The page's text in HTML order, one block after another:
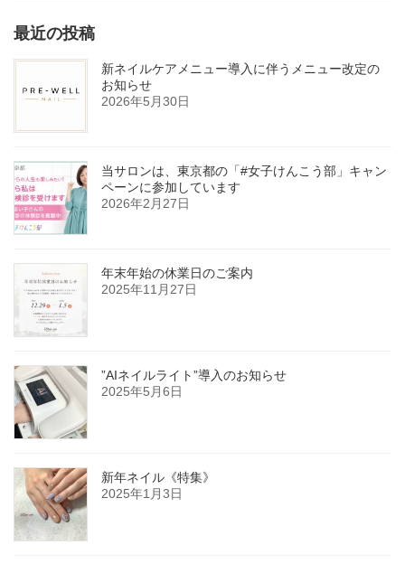
最近の投稿
新ネイルケアメニュー導入に伴うメニュー改定の
お知らせ
2026年5月30日
当サロンは、東京都の「#女子けんこう部」キャン
ペーンに参加しています
2026年2月27日
年末年始の休業日のご案内
2025年11月27日
”AIネイルライト”導入のお知らせ
2025年5月6日
新年ネイル《特集》
2025年1月3日